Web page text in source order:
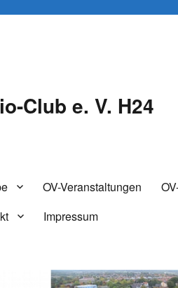
Club e. V. H24
OV-Veranstaltungen
Impressum